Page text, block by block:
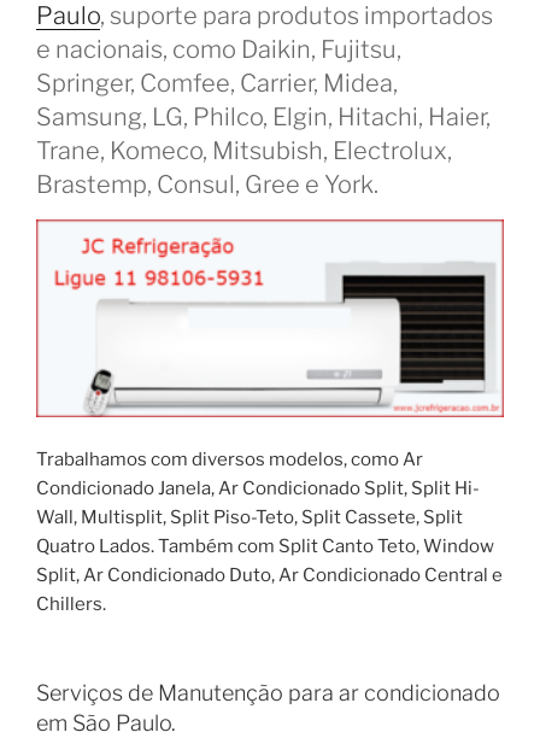
Paulo, suporte para produtos importados
e nacionais, como Daikin, Fujitsu,
Springer, Comfee, Carrier, Midea,
Samsung, LG, Philco, Elgin, Hitachi, Haier,
Trane, Komeco, Mitsubish, Electrolux,
Brastemp, Consul, Gree e York.
Trabalhamos com diversos modelos, como Ar
Condicionado Janela, Ar Condicionado Split, Split Hi-
Wall, Multisplit, Split Piso-Teto, Split Cassete, Split
Quatro Lados. Também com Split Canto Teto, Window
Split, Ar Condicionado Duto, Ar Condicionado Central e
Chillers.
Serviços de Manutenção para ar condicionado
em São Paulo.